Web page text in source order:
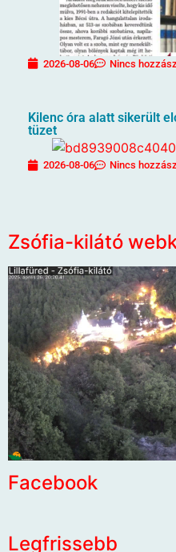
2026-08-06 Nincs
Kilenc óra alatt sikerült
tüzet
2026-08-06 Nincs
Zsófia-kilátó
Facebook
Legfrissebb